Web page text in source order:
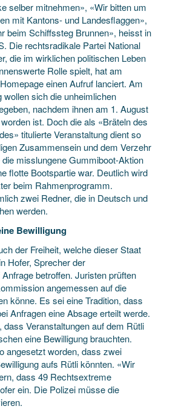
selber mitnehmen», «Wir bitten um
mit Kantons- und Landesflaggen»,
beim Schiffssteg Brunnen», heisst in
Die rechtsradikale Partei National
die im wirklichen politischen Leben
Rolle spielt, hat am
einen Aufruf lanciert. Am
sich die unheimlichen
nachdem ihnen am 1. August
ist. Doch die als «Bräteln des
titulierte Veranstaltung dient so
Zusammensein und dem Verzehr
misslungene Gummiboot-Aktion
flotte Bootspartie war. Deutlich wird
beim Rahmenprogramm.
zwei Redner, die in Deutsch und
werden.
Bewilligung
der Freiheit, welche dieser Staat
Hofer, Sprecher der
betroffen. Juristen prüften
angemessen auf die
könne. Es sei eine Tradition, dass
Anfragen eine Absage erteilt werde.
Veranstaltungen auf dem Rütli
eine Bewilligung brauchten.
angesetzt worden, dass zwei
aufs Rütli könnten. «Wir
dass 49 Rechtsextreme
ein. Die Polizei müsse die